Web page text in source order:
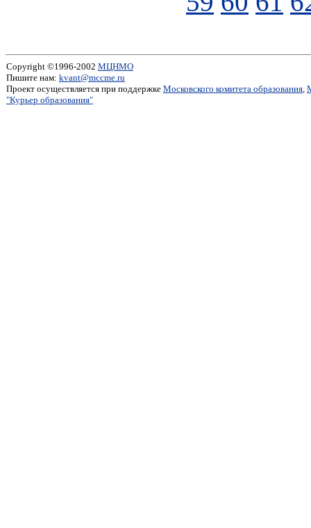
Copyright ©1996-2002 МЦНМО
Пишите нам: kvant@mccme.ru
Проект осуществляется при поддержке Московского комитета образования,
"Курьер образования"